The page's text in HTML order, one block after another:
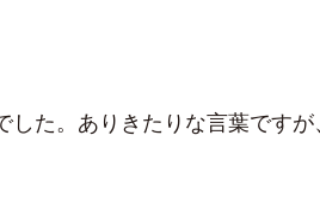
した。ありきたりな言葉ですが